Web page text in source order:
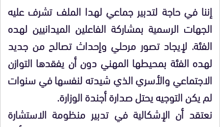
إننا في حاجة لتدبير جماعي لهدا الملف تشرف عليه
الجهات الرسمية بمشاركة الفاعلين الميدانيين لهده
الفئة. لإيجاد تصور مرحلي وإحداث تصالح من جديد
لهده الفئة بمحيطها المهني دون أن يفقدها التوازن
الاجتماعي والأسري الذي شيدته لنفسها في سنوات
لم يكن التوجيه يحتل صدارة أجندة الوزارة.
نعتقد أن الإشكالية في تدبير منظومة الاستشارة